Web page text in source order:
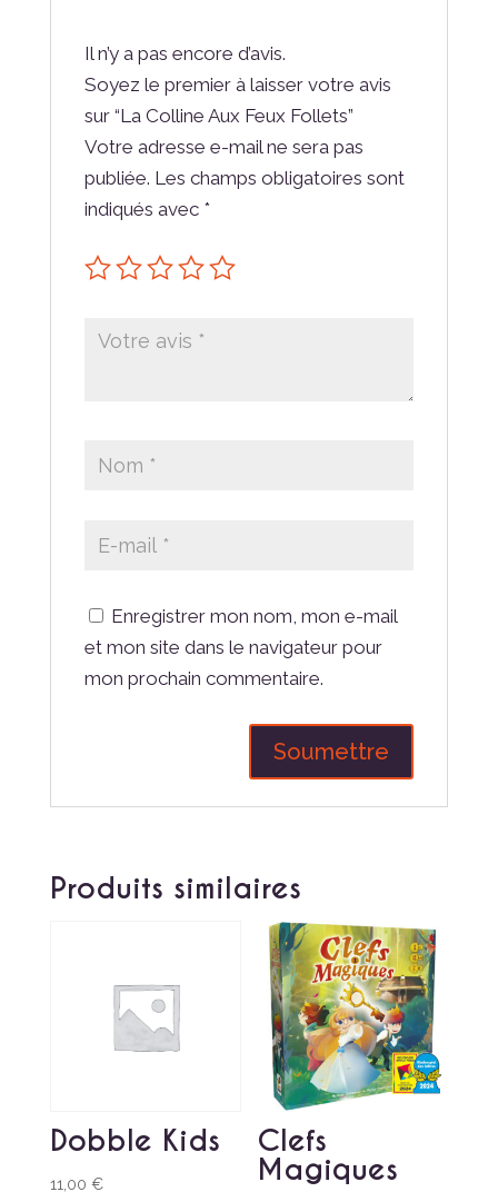
Il n’y a pas encore d’avis.
Soyez le premier à laisser votre avis
sur “La Colline Aux Feux Follets”
Votre adresse e-mail ne sera pas
publiée. Les champs obligatoires sont
indiqués avec *
Enregistrer mon nom, mon e-mail
et mon site dans le navigateur pour
mon prochain commentaire.
Produits similaires
Dobble Kids
11,00 €
Clefs
Magiques